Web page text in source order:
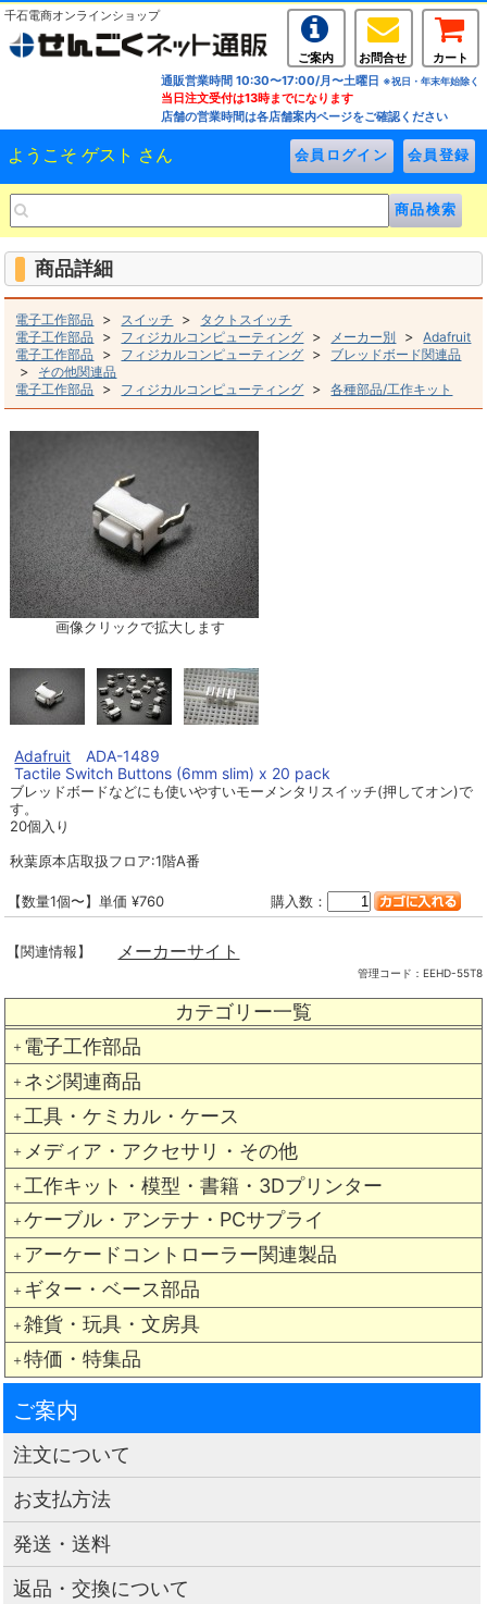
千石電商オンラインショップ
ご案内 お問合せ
カート
通販営業時間 10:30〜17:00/月〜土曜日 ※祝日・年末年始除く
当日注文受付は13時までになります
店舗の営業時間は各店舗案内ページをご確認ください
ようこそ ゲスト さん
カテゴリー一覧
＋ 電子工作部品
＋ ネジ関連商品
＋ 工具・ケミカル・ケース
＋ メディア・アクセサリ・その他
＋ 工作キット・模型・書籍・3Dプリンター
＋ ケーブル・アンテナ・PCサプライ
＋ アーケードコントローラー関連製品
＋ ギター・ベース部品
＋ 雑貨・玩具・文房具
＋ 特価・特集品
商品詳細
電子工作部品 > スイッチ > タクトスイッチ
電子工作部品
> フィジカルコンピューティング > メーカー別 >Adafruit
電子工作部品
> フィジカルコンピューティング > ブレッドボード関連品
> その他関連品
電子工作部品
> フィジカルコンピューティング >各種部品/工作キット
画像クリックで拡大します
Adafruit ADA-1489
Tactile Switch Buttons (6mm slim) x 20 pack
ブレッドボードなどにも使いやすいモーメンタリスイッチ(押してオン)で
す。
20個入り
秋葉原本店取扱フロア:1階A番
【数量1個〜】単価 ¥760 購入数：
【関連情報】 メーカーサイト
管理コード： EEHD-55T8
ご案内
注文について
お支払方法
発送・送料
返品・交換について